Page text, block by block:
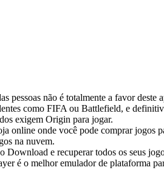
pessoas não é totalmente a favor deste
como FIFA ou Battlefield, e
exigem Origin para jogar.
online onde você pode comprar jogos
na nuvem.
Download e recuperar todos os seus
é o melhor emulador de plataforma